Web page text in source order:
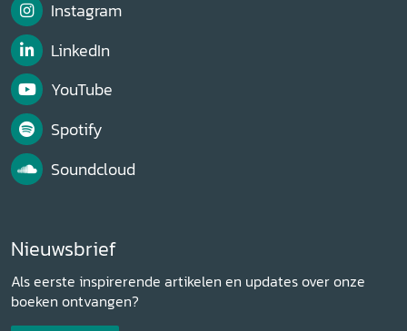
Instagram
LinkedIn
YouTube
Spotify
Soundcloud
Nieuwsbrief
Als eerste inspirerende artikelen en updates over onze
boeken ontvangen?